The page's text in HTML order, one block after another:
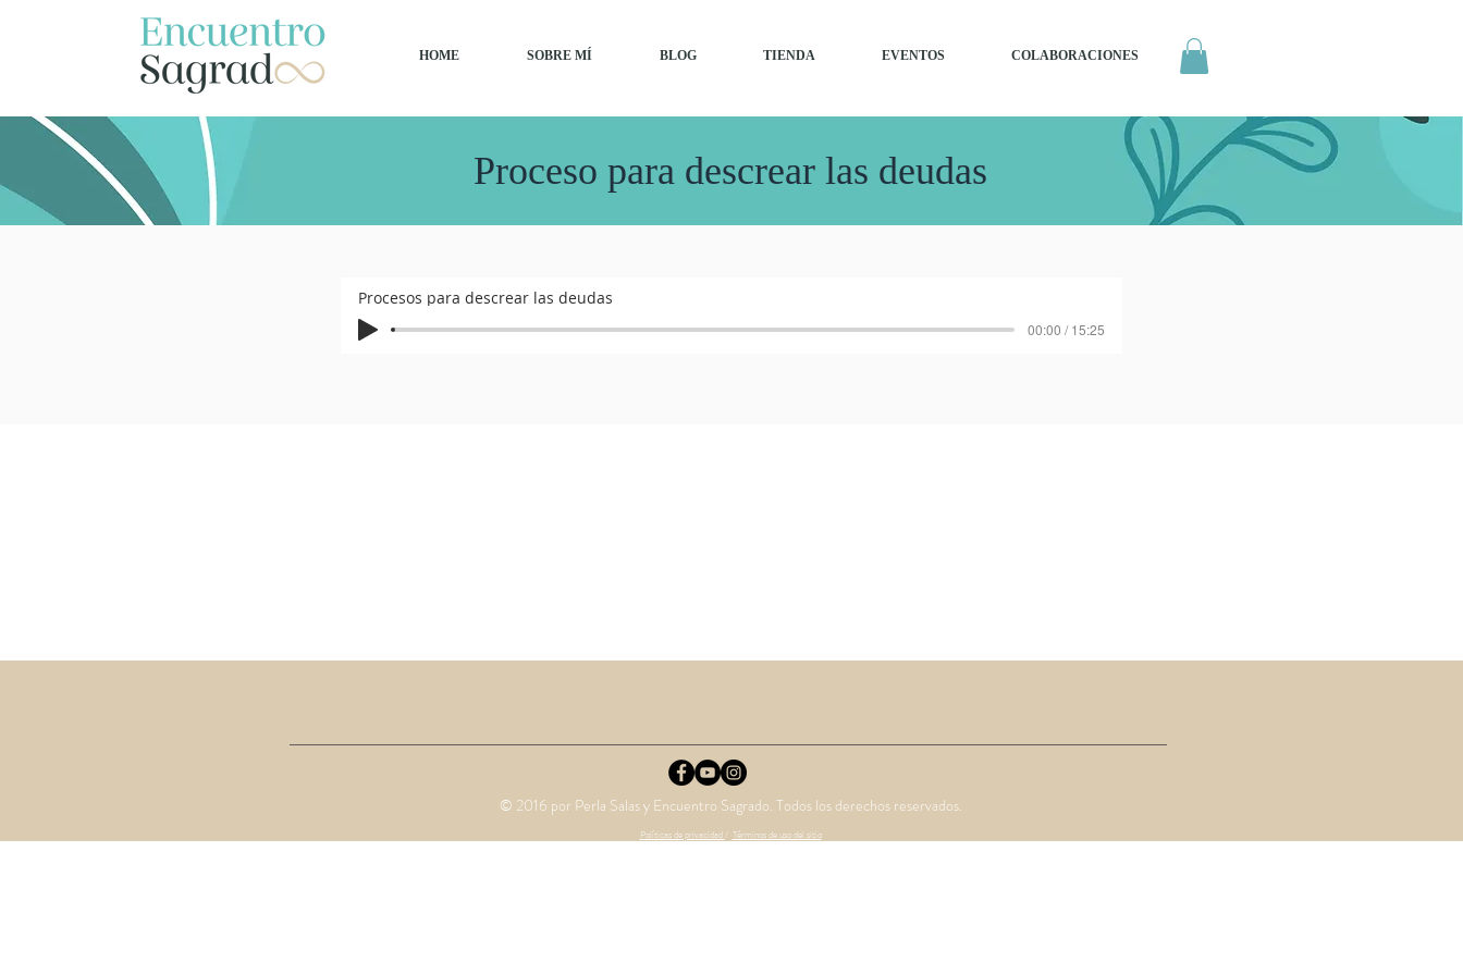
HOME SOBRE MÍ BLOG TIENDA EVENTOS COLABORACIONES
Proceso para descrear las deudas
Procesos para descrear las deudas
00:00 / 15:25
© 2016 por Perla Salas y Encuentro Sagrado. Todos los derechos reservados.
Políticas de privacidad/ Términos de uso del sitio